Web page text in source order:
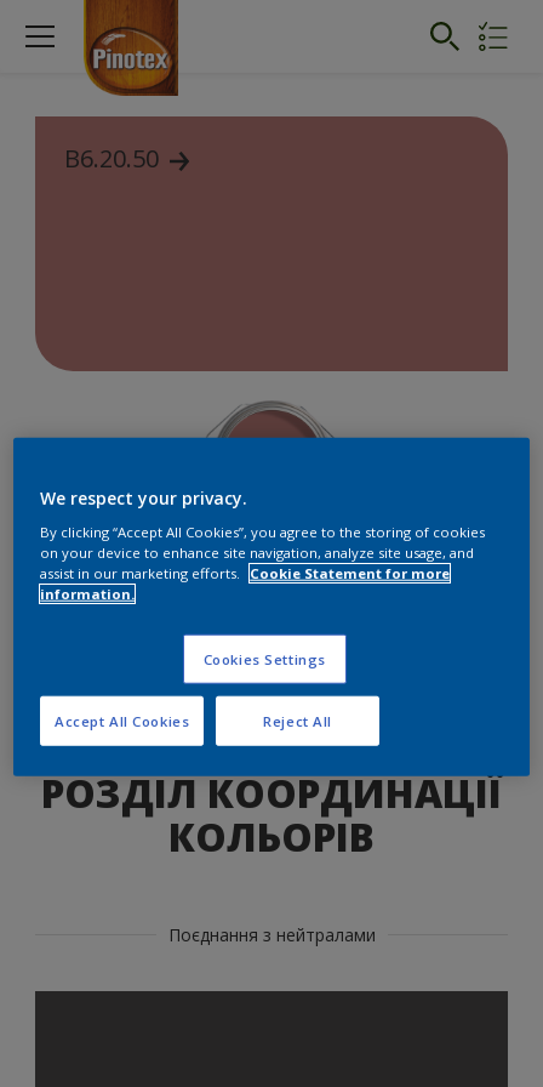
B6.20.50
Знайдіть правильний продукт для
цього відтінку
ТАК
РОЗДІЛ КООРДИНАЦІЇ
КОЛЬОРІВ
Поєднання з нейтралами
We respect your privacy.
By clicking “Accept All Cookies”, you agree to the storing of cookies
on your device to enhance site navigation, analyze site usage, and
assist in our marketing efforts.
Cookie Statement for more
information.
Cookies Settings
Reject All
Accept All Cookies